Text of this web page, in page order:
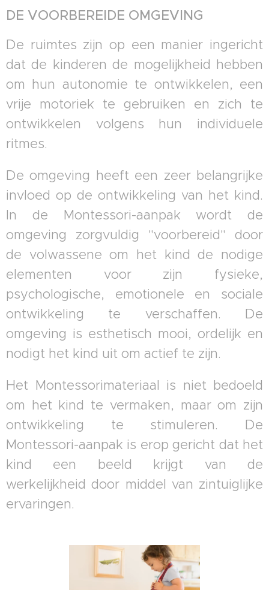
DE VOORBEREIDE OMGEVING
De ruimtes zijn op een manier ingericht
dat de kinderen de mogelijkheid hebben
om hun autonomie te ontwikkelen, een
vrije motoriek te gebruiken en zich te
ontwikkelen volgens hun individuele
ritmes.
De omgeving heeft een zeer belangrijke
invloed op de ontwikkeling van het kind.
In de Montessori-aanpak wordt de
omgeving zorgvuldig "voorbereid" door
de volwassene om het kind de nodige
elementen voor zijn fysieke,
psychologische, emotionele en sociale
ontwikkeling te verschaffen. De
omgeving is esthetisch mooi, ordelijk en
nodigt het kind uit om actief te zijn.
Het Montessorimateriaal is niet bedoeld
om het kind te vermaken, maar om zijn
ontwikkeling te stimuleren. De
Montessori-aanpak is erop gericht dat het
kind een beeld krijgt van de
werkelijkheid door middel van zintuiglijke
ervaringen.